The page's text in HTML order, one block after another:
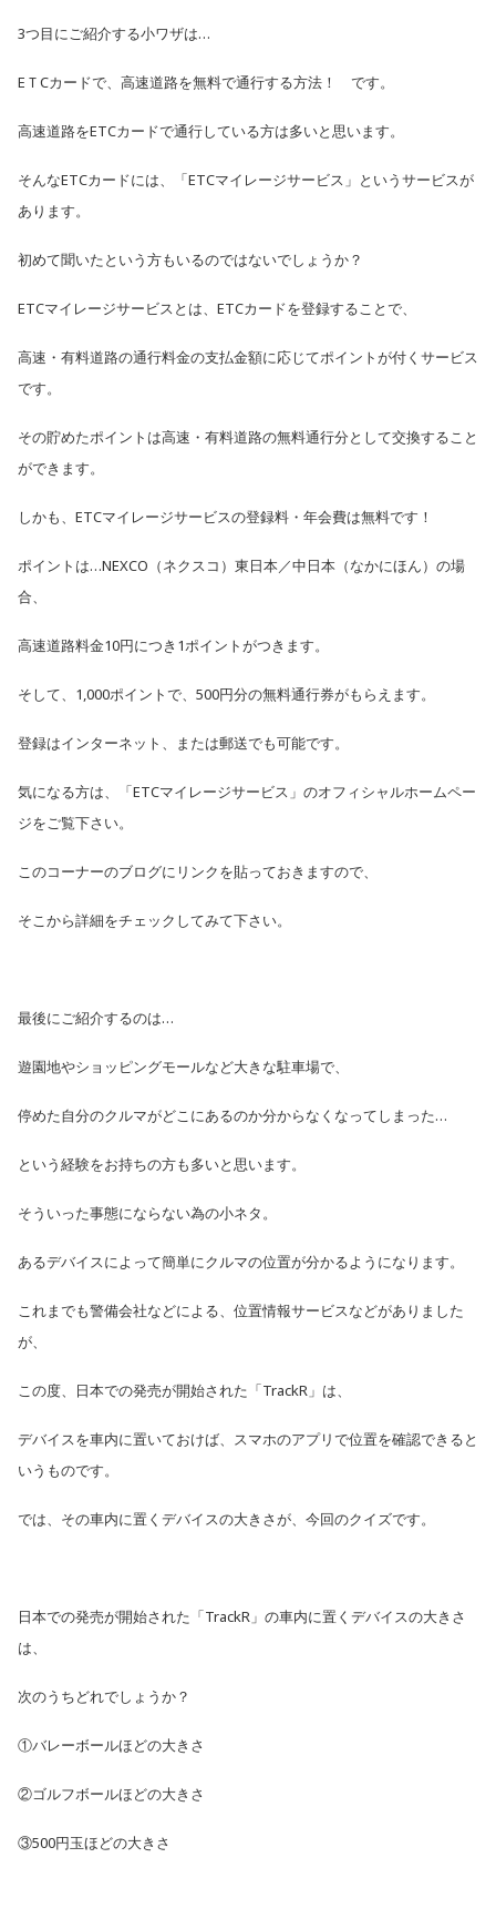
3つ目にご紹介する小ワザは…
EＴCカードで、高速道路を無料で通行する方法！ です。
高速道路をETCカードで通行している方は多いと思います。
そんなETCカードには、「ETCマイレージサービス」というサービスが
あります。
初めて聞いたという方もいるのではないでしょうか？
ETCマイレージサービスとは、ETCカードを登録することで、
高速・有料道路の通行料金の支払金額に応じてポイントが付くサービス
です。
その貯めたポイントは高速・有料道路の無料通行分として交換すること
ができます。
しかも、ETCマイレージサービスの登録料・年会費は無料です！
ポイントは…NEXCO（ネクスコ）東日本／中日本（なかにほん）の場
合、
高速道路料金10円につき1ポイントがつきます。
そして、 1,000ポイントで、500円分の無料通行券がもらえます。
登録はインターネット、または郵送でも可能です。
気になる方は、「ETCマイレージサービス」のオフィシャルホームペー
ジをご覧下さい。
このコーナーのブログにリンクを貼っておきますので、
そこから詳細をチェックしてみて下さい。
最後にご紹介するのは…
遊園地やショッピングモールなど大きな駐車場で、
停めた自分のクルマがどこにあるのか分からなくなってしまった…
という経験をお持ちの方も多いと思います。
そういった事態にならない為の小ネタ。
あるデバイスによって簡単にクルマの位置が分かるようになります。
これまでも警備会社などによる、位置情報サービスなどがありました
が、
この度、日本での発売が開始された「TrackR」は、
デバイスを車内に置いておけば、スマホのアプリで位置を確認できると
いうものです。
では、その車内に置くデバイスの大きさが、今回のクイズです。
日本での発売が開始された「TrackR」の車内に置くデバイスの大きさ
は、
次のうちどれでしょうか？
①バレーボールほどの大きさ
②ゴルフボールほどの大きさ
③500円玉ほどの大きさ